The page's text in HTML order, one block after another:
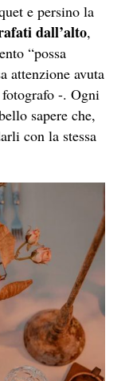
e persino la
dall’alto,
“possa
attenzione avuta
-. Ogni
sapere che,
con la stessa